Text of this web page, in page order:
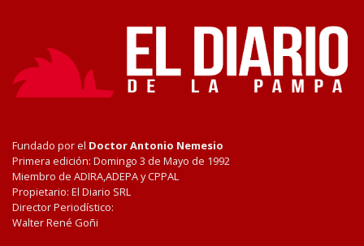
Fundado por el Doctor Antonio Nemesio
Primera edición: Domingo 3 de Mayo de 1992
Miembro de ADIRA,ADEPA y CPPAL
Propietario: El Diario SRL
Director Periodístico:
Walter René Goñi